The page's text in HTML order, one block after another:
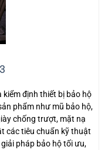
kiểm định thiết bị bảo hộ
phẩm như mũ bảo hộ,
chống trượt, mặt nạ
các tiêu chuẩn kỹ thuật
pháp bảo hộ tối ưu,